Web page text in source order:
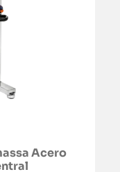
Acero